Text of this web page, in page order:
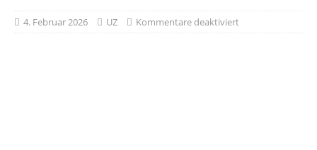
4. Februar 2026 UZ Kommentare deaktiviert